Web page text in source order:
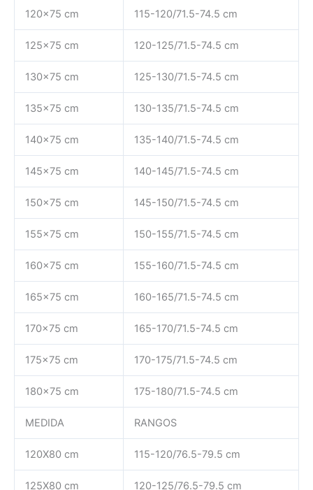
120×75 cm 115-120/71.5-74.5 cm
125×75 cm 120-125/71.5-74.5 cm
130×75 cm 125-130/71.5-74.5 cm
135×75 cm 130-135/71.5-74.5 cm
140×75 cm 135-140/71.5-74.5 cm
145×75 cm 140-145/71.5-74.5 cm
150×75 cm 145-150/71.5-74.5 cm
155×75 cm 150-155/71.5-74.5 cm
160×75 cm 155-160/71.5-74.5 cm
165×75 cm 160-165/71.5-74.5 cm
170×75 cm 165-170/71.5-74.5 cm
175×75 cm 170-175/71.5-74.5 cm
180×75 cm 175-180/71.5-74.5 cm
MEDIDA RANGOS
120X80 cm 115-120/76.5-79.5 cm
125X80 cm 120-125/76.5-79.5 cm